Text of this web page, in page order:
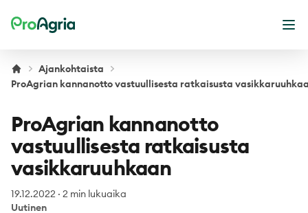
ProAgria
Ajankohtaista
ProAgrian kannanotto vastuullisesta ratkaisusta
ProAgrian kannanotto
vastuullisesta ratkaisusta
vasikkaruuhkaan
19.12.2022 · 2 min lukuaika
Uutinen